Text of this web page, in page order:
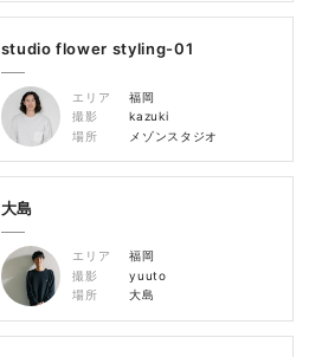
studio flower styling-01
エリア
福岡
撮影
kazuki
場所
メゾンスタジオ
大島
エリア
福岡
撮影
yuuto
場所
大島